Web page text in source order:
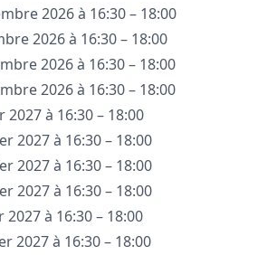
2026 à 16:30 – 18:00
2026 à 16:30 – 18:00
2026 à 16:30 – 18:00
2026 à 16:30 – 18:00
2027 à 16:30 – 18:00
2027 à 16:30 – 18:00
2027 à 16:30 – 18:00
2027 à 16:30 – 18:00
à 16:30 – 18:00
2027 à 16:30 – 18:00